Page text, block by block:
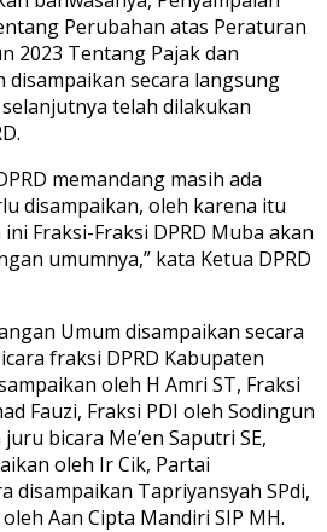
Perubahan atas Peraturan
2023 Tentang Pajak dan
disampaikan secara langsung
telah dilakukan
memandang masih ada
disampaikan, oleh karena itu
Fraksi-Fraksi DPRD Muba akan
umumnya,” kata Ketua DPRD
Umum disampaikan secara
fraksi DPRD Kabupaten
oleh H Amri ST, Fraksi
Fauzi, Fraksi PDI oleh Sodingun
bicara Me’en Saputri SE,
oleh Ir Cik, Partai
disampaikan Tapriyansyah SPdi,
Aan Cipta Mandiri SIP MH.